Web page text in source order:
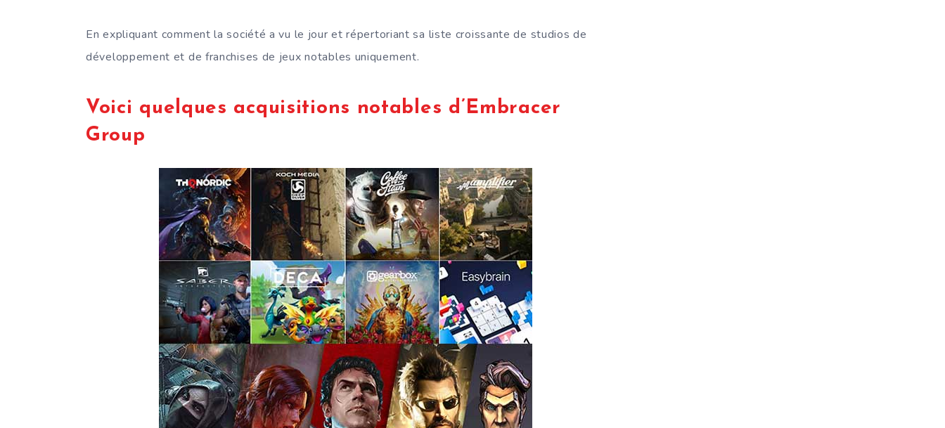
En expliquant comment la société a vu le jour et répertoriant sa liste croissante de studios de
développement et de franchises de jeux notables uniquement.
Voici quelques acquisitions notables d’Embracer
Group